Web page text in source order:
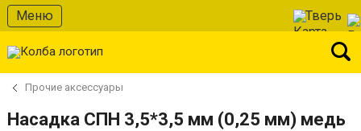
Меню Тверь
Прочие аксессуары
Насадка СПН 3,5*3,5 мм (0,25 мм) медь